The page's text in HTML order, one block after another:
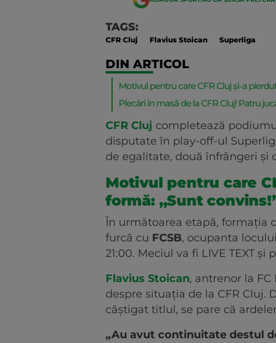
TAGS:
CFR Cluj Flavius Stoican Superliga
DIN ARTICOL
Motivul pentru care CFR Cluj și-a
Plecări în masă de la CFR Cluj! Patru
CFR Cluj completează
disputate în play-off-ul
de egalitate, două înfrângeri și
Motivul pentru care
formă: „Sunt
În următoarea etapă, formația
furcă cu FCSB, ocupanta
21:00. Meciul va fi LIVE TEXT și
Flavius Stoican, antrenor la
despre situația de la CFR Cluj.
câștigat titlul, se pare că
„Au avut continuitate destul